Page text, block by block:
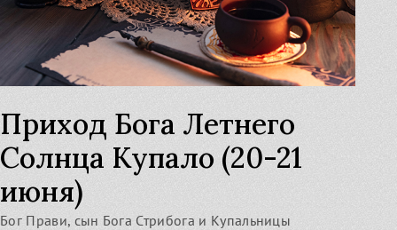
Приход Бога Летнего
Солнца Купало (20-21
июня)
Бог Прави, сын Бога Стрибога и Купальницы